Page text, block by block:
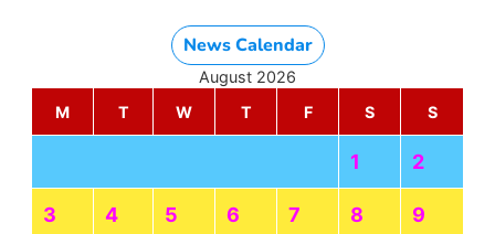
News Calendar
August 2026
M
T W T F S S
1 2
3 4 5 6 7 8 9